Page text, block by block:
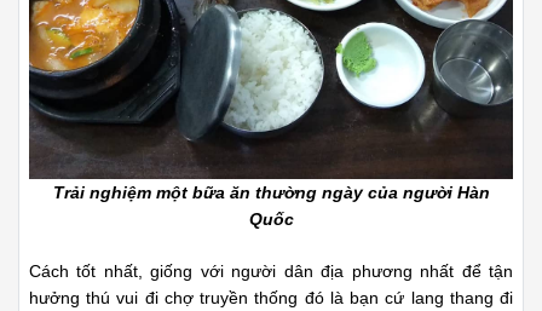
Trải nghiệm một bữa ăn thường ngày của người Hàn
Quốc
Cách tốt nhất, giống với người dân địa phương nhất để tận
hưởng thú vui đi chợ truyền thống đó là bạn cứ lang thang đi